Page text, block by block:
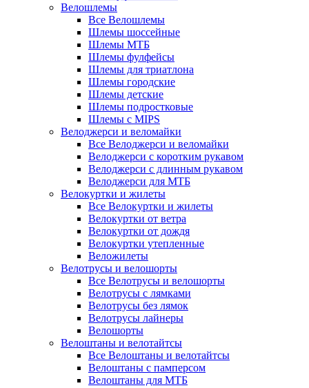
Велошлемы
Все Велошлемы
Шлемы шоссейные
Шлемы МТБ
Шлемы фулфейсы
Шлемы для триатлона
Шлемы городские
Шлемы детские
Шлемы подростковые
Шлемы с MIPS
Велоджерси и веломайки
Все Велоджерси и веломайки
Велоджерси с коротким рукавом
Велоджерси с длинным рукавом
Велоджерси для МТБ
Велокуртки и жилеты
Все Велокуртки и жилеты
Велокуртки от ветра
Велокуртки от дождя
Велокуртки утепленные
Веложилеты
Велотрусы и велошорты
Все Велотрусы и велошорты
Велотрусы с лямками
Велотрусы без лямок
Велотрусы лайнеры
Велошорты
Велоштаны и велотайтсы
Все Велоштаны и велотайтсы
Велоштаны с памперсом
Велоштаны для МТБ